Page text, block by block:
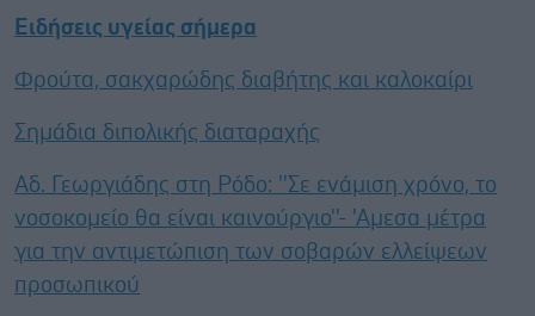
Ειδήσεις υγείας σήμερα
Φρούτα, σακχαρώδης διαβήτης και καλοκαίρι
Σημάδια διπολικής διαταραχής
Αδ. Γεωργιάδης στη Ρόδο: ''Σε ενάμιση χρόνο, το
νοσοκομείο θα είναι καινούργιο''- 'Αμεσα μέτρα
για την αντιμετώπιση των σοβαρών ελλείψεων
προσωπικού